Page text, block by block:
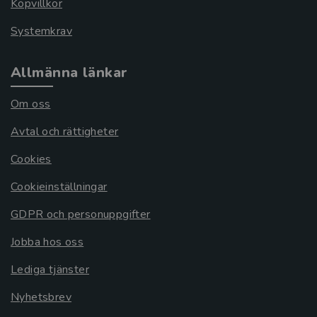
Köpvillkor
Systemkrav
Allmänna länkar
Om oss
Avtal och rättigheter
Cookies
Cookieinställningar
GDPR och personuppgifter
Jobba hos oss
Lediga tjänster
Nyhetsbrev